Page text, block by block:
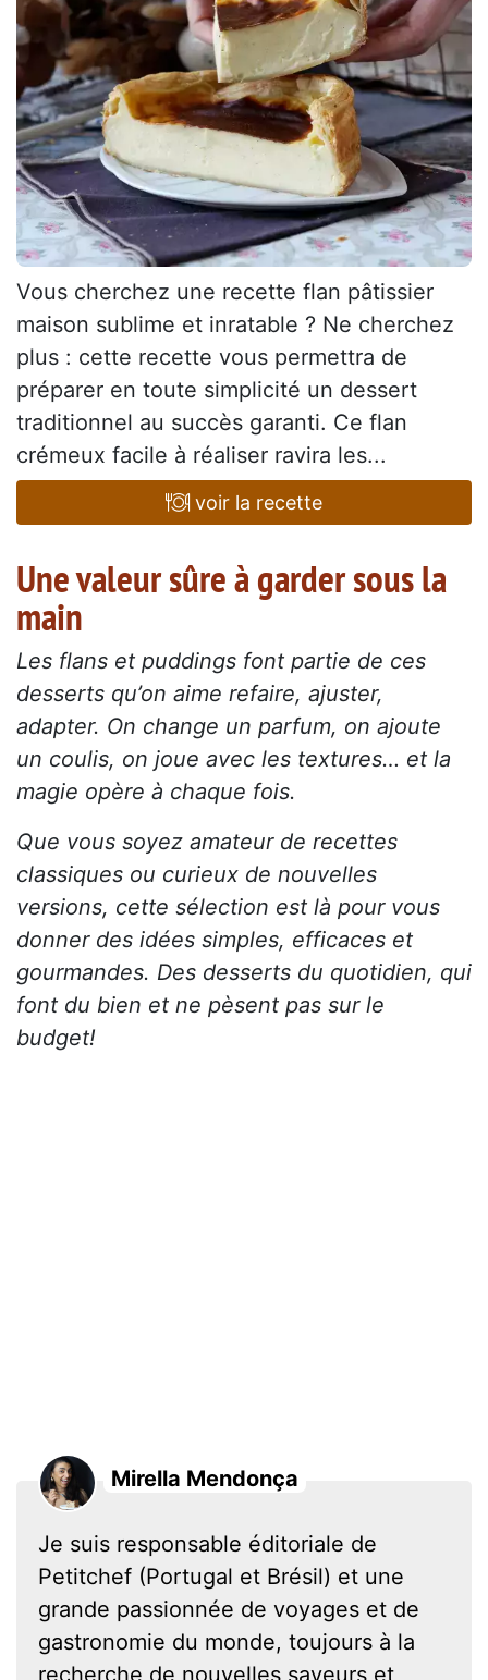
Vous cherchez une recette flan pâtissier
maison sublime et inratable ? Ne cherchez
plus : cette recette vous permettra de
préparer en toute simplicité un dessert
traditionnel au succès garanti. Ce flan
crémeux facile à réaliser ravira les...
voir la recette
Une valeur sûre à garder sous la
main
Les flans et puddings font partie de ces
desserts qu’on aime refaire, ajuster,
adapter. On change un parfum, on ajoute
un coulis, on joue avec les textures… et la
magie opère à chaque fois.
Que vous soyez amateur de recettes
classiques ou curieux de nouvelles
versions, cette sélection est là pour vous
donner des idées simples, efficaces et
gourmandes. Des desserts du quotidien, qui
font du bien et ne pèsent pas sur le
budget!
Mirella Mendonça
Je suis responsable éditoriale de
Petitchef (Portugal et Brésil) et une
grande passionnée de voyages et de
gastronomie du monde, toujours à la
recherche de nouvelles saveurs et